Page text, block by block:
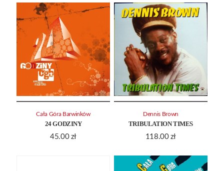
24 GODZINY
45.00 zł
Cała Góra Barwinków
TRIBULATION TIMES
118.00 zł
Dennis Brown